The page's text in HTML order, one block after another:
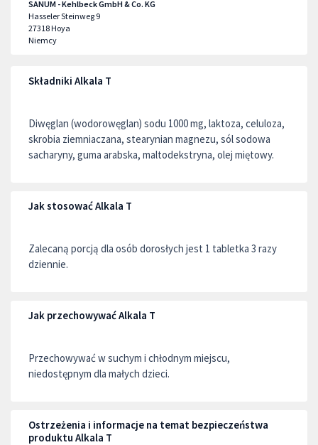
SANUM - Kehlbeck GmbH & Co. KG
Hasseler Steinweg 9
27318Hoya
Niemcy
Składniki Alkala T
Diwęglan (wodorowęglan) sodu 1000 mg, laktoza, celuloza,
skrobia ziemniaczana, stearynian magnezu, sól sodowa
sacharyny, guma arabska, maltodekstryna, olej miętowy.
Jak stosować Alkala T
Zalecaną porcją dla osób dorosłych jest 1 tabletka 3 razy
dziennie.
Jak przechowywać Alkala T
Przechowywać w suchym i chłodnym miejscu,
niedostępnym dla małych dzieci.
Ostrzeżenia i informacje na temat bezpieczeństwa
produktu Alkala T